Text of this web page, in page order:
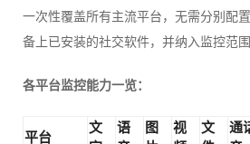
一次性覆盖所有主流平台，无需分别配
备上已安装的社交软件，并纳入监控范围
各平台监控能力一览：
平台
文
语
图
视
文
通